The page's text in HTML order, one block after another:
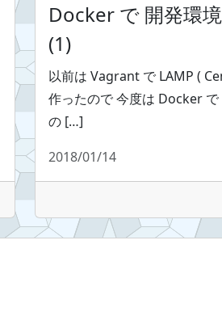
Docker で 開発環
(1)
以前は Vagrant で LAMP (
作ったので 今度は Docker
の […]
2018/01/14